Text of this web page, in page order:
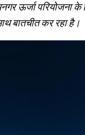
ऊर्जा परियोजना
बातचीत कर रहा है।